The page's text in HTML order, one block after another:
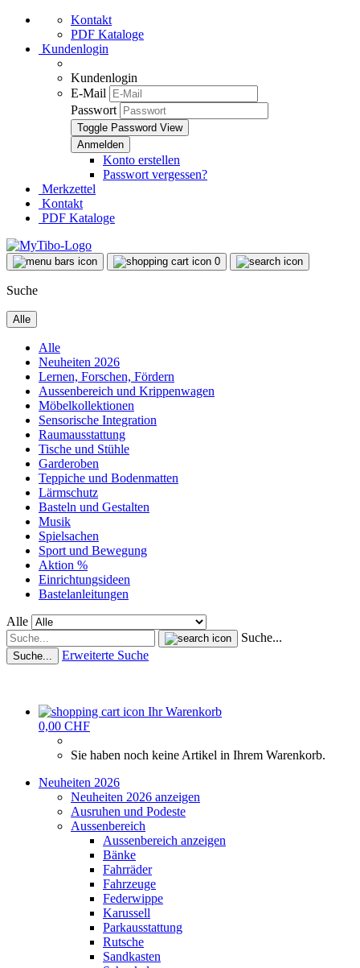
Kontakt
PDF Kataloge
Kundenlogin
Kundenlogin
E-Mail
Passwort
Toggle Password View
Konto erstellen
Passwort vergessen?
Merkzettel
Kontakt
PDF Kataloge
0
Suche
Alle
Alle
Neuheiten 2026
Lernen, Forschen, Fördern
Aussenbereich und Krippenwagen
Möbelkollektionen
Sensorische Integration
Raumausstattung
Tische und Stühle
Garderoben
Teppiche und Bodenmatten
Lärmschutz
Basteln und Gestalten
Musik
Spielsachen
Sport und Bewegung
Aktion %
Einrichtungsideen
Bastelanleitungen
Alle
Suche...
Suche... Erweiterte Suche
Ihr Warenkorb
0,00 CHF
Sie haben noch keine Artikel in Ihrem Warenkorb.
Neuheiten 2026
Neuheiten 2026 anzeigen
Ausruhen und Podeste
Aussenbereich
Aussenbereich anzeigen
Bänke
Fahrräder
Fahrzeuge
Federwippe
Karussell
Parkausstattung
Rutsche
Sandkasten